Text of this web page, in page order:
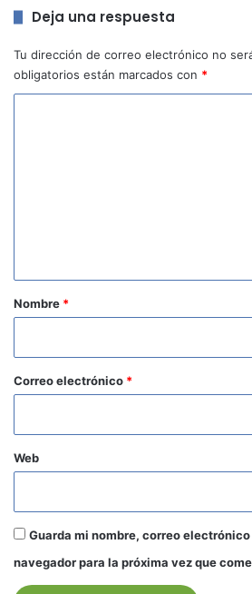
Deja una respuesta
Tu dirección de correo electrónico no
obligatorios están marcados con *
r
o
*
Nombre *
Correo electrónico *
Web
Guarda mi nombre, correo
navegador para la próxima vez que